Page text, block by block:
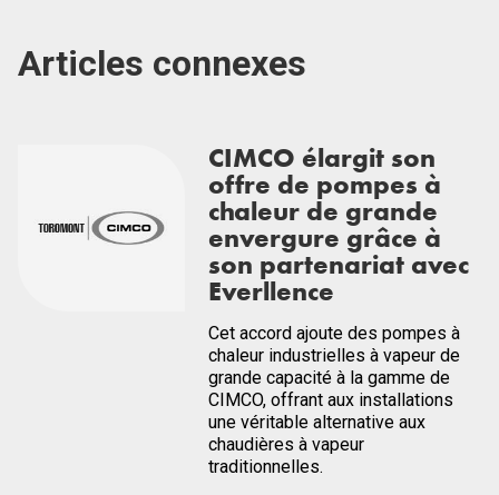
Articles connexes
CIMCO élargit son
offre de pompes à
chaleur de grande
envergure grâce à
son partenariat avec
Everllence
Cet accord ajoute des pompes à
chaleur industrielles à vapeur de
grande capacité à la gamme de
CIMCO, offrant aux installations
une véritable alternative aux
chaudières à vapeur
traditionnelles.